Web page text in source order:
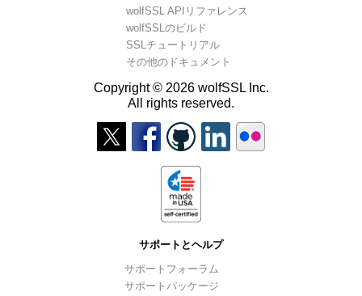
wolfSSL APIリファレンス
wolfSSLのビルド
SSLチュートリアル
その他のドキュメント
Copyright © 2026 wolfSSL Inc.
All rights reserved.
サポートとヘルプ
サポートフォーラム
サポートパッケージ